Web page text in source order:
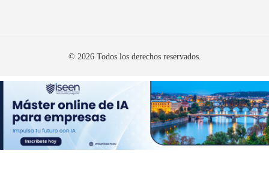
© 2026 Todos los derechos reservados.